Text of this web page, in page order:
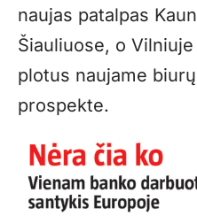
naujas patalpas
Šiauliuose, o
plotus naujame
prospekte.